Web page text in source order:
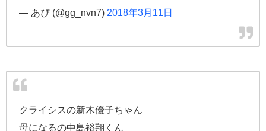
— あぴ (@gg_nvn7) 2018年3月11日
クライシスの新木優子ちゃん
母になるの中島裕翔くん